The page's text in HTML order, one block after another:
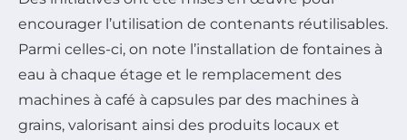
encourager l’utilisation de contenants réutilisables.
Parmi celles-ci, on note l’installation de fontaines à
eau à chaque étage et le remplacement des
machines à café à capsules par des machines à
grains, valorisant ainsi des produits locaux et